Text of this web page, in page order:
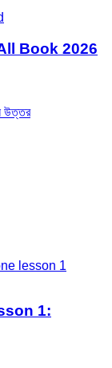
All Book 2026
1: